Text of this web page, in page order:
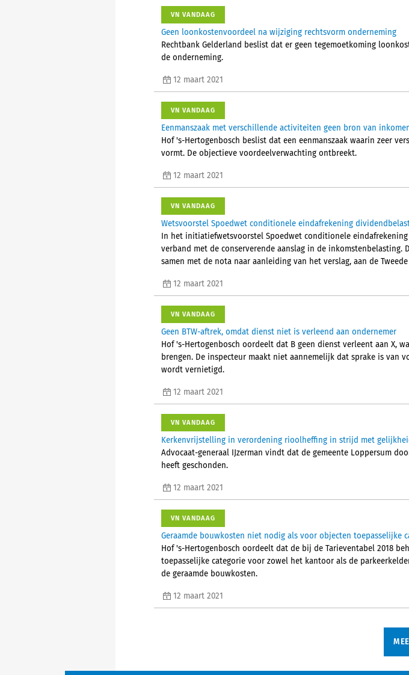
VN VANDAAG
Geen loonkostenvoordeel na wijziging rechtsvorm onderneming
Rechtbank Gelderland beslist dat er geen tegemoetkoming
de onderneming.
12 maart 2021
VN VANDAAG
Eenmanszaak met verschillende activiteiten geen bron van
Hof 's-Hertogenbosch beslist dat een eenmanszaak waarin zeer
vormt. De objectieve voordeelverwachting ontbreekt.
12 maart 2021
VN VANDAAG
Wetsvoorstel Spoedwet conditionele eindafrekening
In het initiatiefwetsvoorstel Spoedwet conditionele
verband met de conserverende aanslag in de inkomstenbelasting.
samen met de nota naar aanleiding van het verslag, aan de
12 maart 2021
VN VANDAAG
Geen BTW-aftrek, omdat dienst niet is verleend aan ondernemer
Hof 's-Hertogenbosch oordeelt dat B geen dienst verleent aan X,
brengen. De inspecteur maakt niet aannemelijk dat sprake is
wordt vernietigd.
12 maart 2021
VN VANDAAG
Kerkenvrijstelling in verordening rioolheffing in strijd met
Advocaat-generaal IJzerman vindt dat de gemeente Loppersum
heeft geschonden.
12 maart 2021
VN VANDAAG
Geraamde bouwkosten niet nodig als voor objecten toepasselijke
Hof 's-Hertogenbosch oordeelt dat de bij de Tarieventabel 2018
toepasselijke categorie voor zowel het kantoor als de
de geraamde bouwkosten.
12 maart 2021